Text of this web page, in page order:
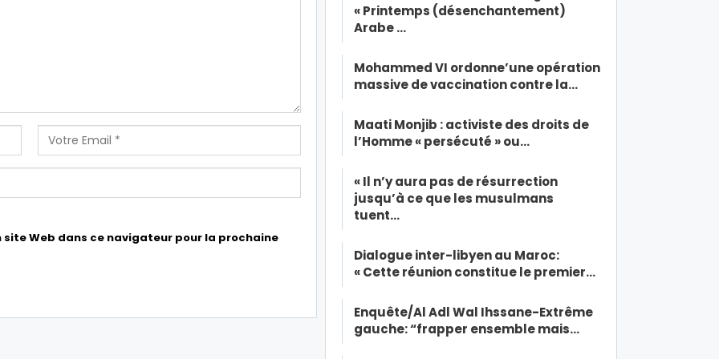
Web dans ce navigateur pour la prochaine
« Printemps (désenchantement)
Arabe …
Mohammed VI ordonne’une opération
massive de vaccination contre la…
Maati Monjib : activiste des droits de
l’Homme « persécuté » ou…
« Il n’y aura pas de résurrection
jusqu’à ce que les musulmans
tuent…
Dialogue inter-libyen au Maroc:
« Cette réunion constitue le premier…
Enquête/Al Adl Wal Ihssane-Extrême
gauche: “frapper ensemble mais…